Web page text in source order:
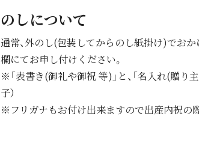
のしについて
通常、外のし(包装してからのし紙掛け)でお
欄にてお申し付けください。
※「表書き(御礼や御祝 等)」と、「名入れ(贈り
子）
※フリガナもお付け出来ますので出産内祝の